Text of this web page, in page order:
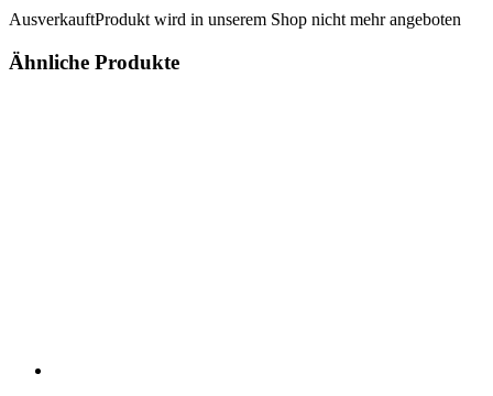
AusverkauftProdukt wird in unserem Shop nicht mehr angeboten
Ähnliche Produkte